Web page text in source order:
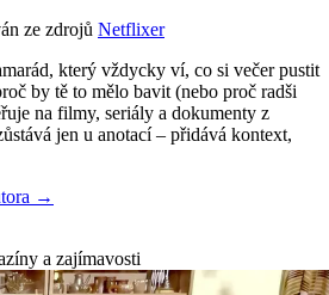
ze zdrojů Netflixer
který vždycky ví, co si večer pustit
by tě to mělo bavit (nebo proč radši
na filmy, seriály a dokumenty z
jen u anotací – přidává kontext,
→
a zajímavosti